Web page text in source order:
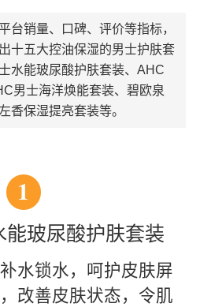
台销量、口碑、评价等指标，
十五大控油保湿的男士护肤套
水能玻尿酸护肤套装、AHC
男士海洋焕能套装、碧欧泉
香保湿提亮套装等。
1
能玻尿酸护肤套装
水锁水，呵护皮肤屏
改善皮肤状态，令肌